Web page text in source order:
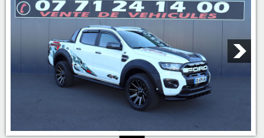
07 71 24 14 00
06 81 17 30 67